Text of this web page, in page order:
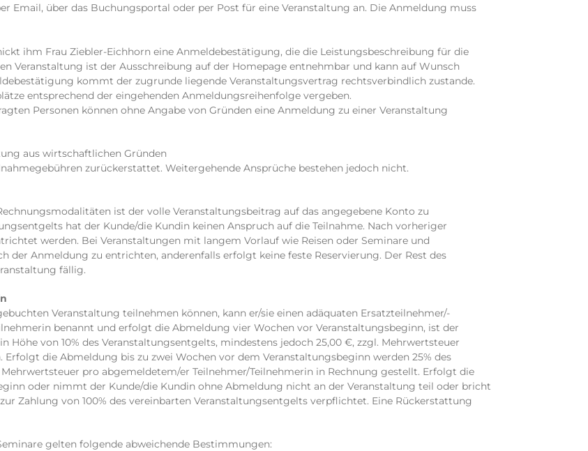
Email, über das Buchungsportal oder per Post für eine Veranstaltung an. Die Anmeldung muss
ihm Frau Ziebler-Eichhorn eine Anmeldebestätigung, die die Leistungsbeschreibung für die
Veranstaltung ist der Ausschreibung auf der Homepage entnehmbar und kann auf Wunsch
kommt der zugrunde liegende Veranstaltungsvertrag rechtsverbindlich zustande.
entsprechend der eingehenden Anmeldungsreihenfolge vergeben.
Personen können ohne Angabe von Gründen eine Anmeldung zu einer Veranstaltung
aus wirtschaftlichen Gründen
zurückerstattet. Weitergehende Ansprüche bestehen jedoch nicht.
ist der volle Veranstaltungsbeitrag auf das angegebene Konto zu
hat der Kunde/die Kundin keinen Anspruch auf die Teilnahme. Nach vorheriger
werden. Bei Veranstaltungen mit langem Vorlauf wie Reisen oder Seminare und
der Anmeldung zu entrichten, anderenfalls erfolgt keine feste Reservierung. Der Rest des
fällig.
Veranstaltung teilnehmen können, kann er/sie einen adäquaten Ersatzteilnehmer/-
benannt und erfolgt die Abmeldung vier Wochen vor Veranstaltungsbeginn, ist der
von 10% des Veranstaltungsentgelts, mindestens jedoch 25,00 €, zzgl. Mehrwertsteuer
die Abmeldung bis zu zwei Wochen vor dem Veranstaltungsbeginn werden 25% des
pro abgemeldetem/er Teilnehmer/Teilnehmerin in Rechnung gestellt. Erfolgt die
oder nimmt der Kunde/die Kundin ohne Abmeldung nicht an der Veranstaltung teil oder bricht
Zahlung von 100% des vereinbarten Veranstaltungsentgelts verpflichtet. Eine Rückerstattung
gelten folgende abweichende Bestimmungen: